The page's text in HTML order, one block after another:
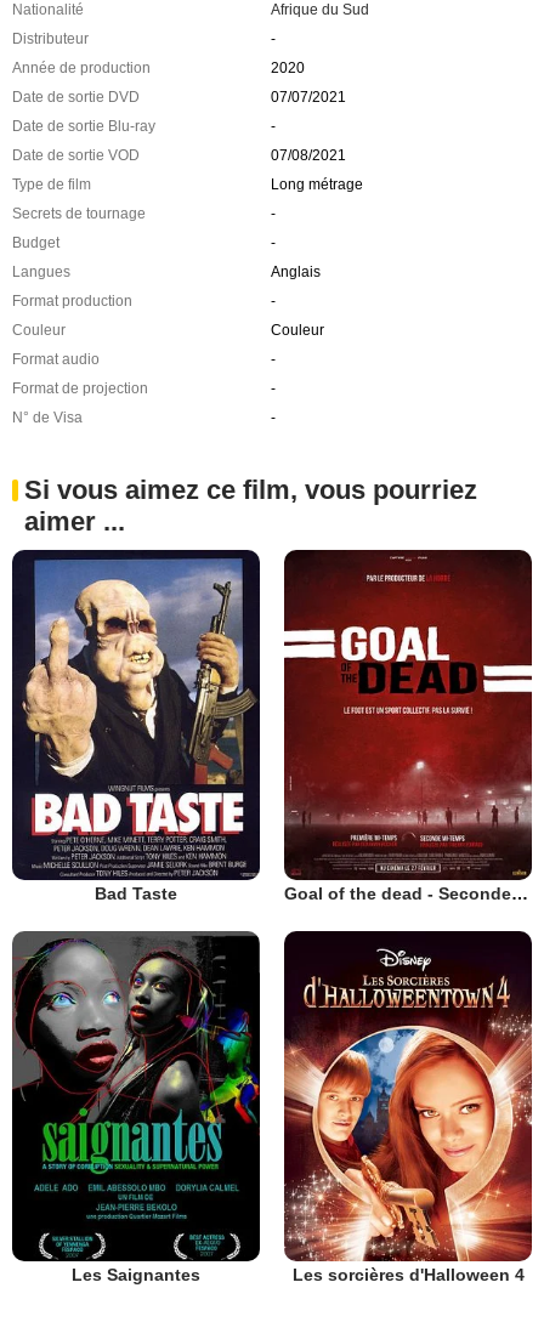
Nationalité
Afrique du Sud
Distributeur
-
Année de production
2020
Date de sortie DVD
07/07/2021
Date de sortie Blu-ray
-
Date de sortie VOD
07/08/2021
Type de film
Long métrage
Secrets de tournage
-
Budget
-
Langues
Anglais
Format production
-
Couleur
Couleur
Format audio
-
Format de projection
-
N° de Visa
-
Si vous aimez ce film, vous pourriez
aimer ...
Bad Taste Goal of the dead - Seconde mi-temps
Les Saignantes Les sorcières d'Halloween 4